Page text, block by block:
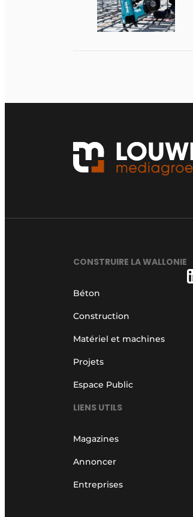
CONSTRUIRE LA WALLONIE
Béton
Construction
Matériel et machines
Projets
Espace Public
LIENS UTILS
Magazines
Annoncer
Entreprises